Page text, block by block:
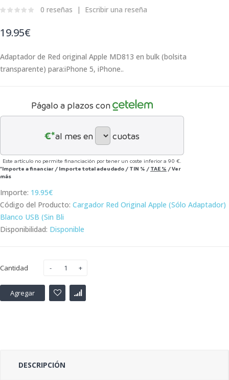
0 reseñas Escribir una reseña
19.95€
Adaptador de Red original Apple MD813 en bulk (bolsita
transparente) para:iPhone 5, iPhone..
Págalo a plazos con
€*al mes en cuotas
Este artículo no permite financiación por tener un coste inferior a 90 €.
*Importe a financiar / Importe total adeudado / TIN % / TAE % /Ver
más
Importe: 19.95€
Código del Producto: Cargador Red Original Apple (Sólo Adaptador)
Blanco USB (Sin Bli
Disponibilidad: Disponible
Cantidad
Agregar
DESCRIPCIÓN